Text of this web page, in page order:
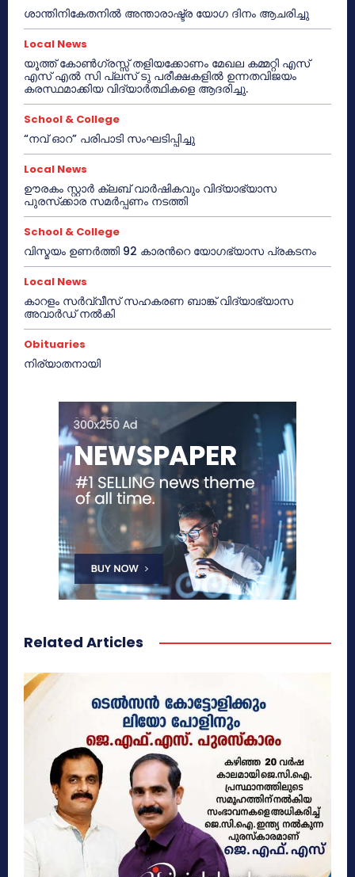
ശാന്തിനികേതനിൽ അന്താരാഷ്ട്ര യോഗ ദിനം ആചരിച്ചു
Local News
യൂത്ത് കോൺഗ്രസ്സ് തളിയക്കോണം മേഖല കമ്മറ്റി എസ്
എസ് എൽ സി പ്ലസ് ടു പരീക്ഷകളിൽ ഉന്നതവിജയം
കരസ്ഥമാക്കിയ വിദ്യാർത്ഥികളെ ആദരിച്ചു.
School & College
“നവ് ഓറ” പരിപാടി സംഘടിപ്പിച്ചു
Local News
ഊരകം സ്റ്റാർ ക്ലബ് വാർഷികവും വിദ്യാഭ്യാസ
പുരസ്‌ക്കാര സമർപ്പണം നടത്തി
School & College
വിസ്മയം ഉണർത്തി 92 കാരൻറെ യോഗഭ്യാസ പ്രകടനം
Local News
കാറളം സർവ്വീസ് സഹകരണ ബാങ്ക് വിദ്യാഭ്യാസ
അവാർഡ് നൽകി
Obituaries
നിര്യാതനായി
Related Articles